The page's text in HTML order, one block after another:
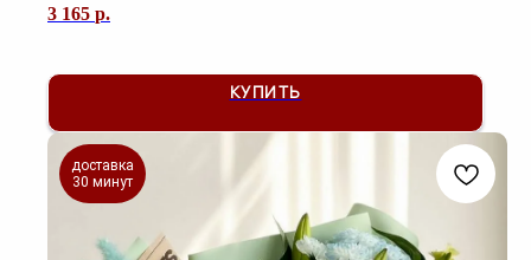
3 165 р.
КУПИТЬ
доставка
30 минут